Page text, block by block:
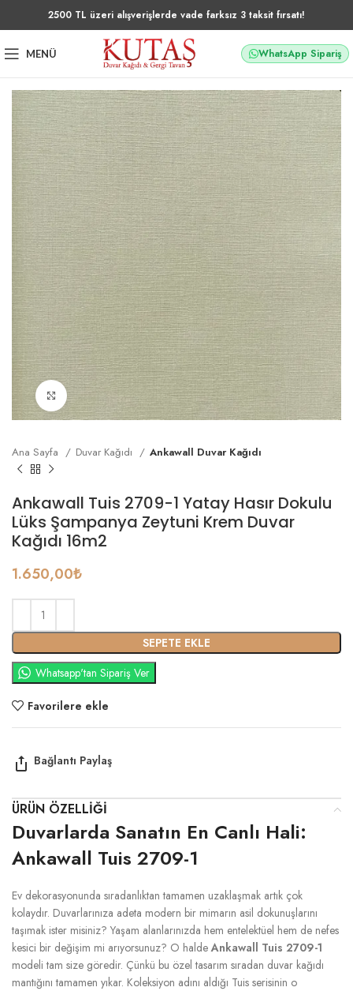
2500 TL üzeri alışverişlerde vade farksız 3 taksit fırsatı!
MENÜ WhatsApp Sipariş
Büyütmek için tıklayın
Ana Sayfa Duvar Kağıdı Ankawall Duvar Kağıdı
Ankawall Tuis 2709-1 Yatay Hasır Dokulu
Lüks Şampanya Zeytuni Krem Duvar
Kağıdı 16m2
1.650,00₺
SEPETE EKLE
Whatsapp'tan Sipariş Ver
Favorilere ekle
ÜRÜN ÖZELLIĞI
Duvarlarda Sanatın En Canlı Hali:
Ankawall Tuis 2709-1
Ev dekorasyonunda sıradanlıktan tamamen uzaklaşmak artık çok
kolaydır. Duvarlarınıza adeta modern bir mimarın asil dokunuşlarını
taşımak ister misiniz? Yaşam alanlarınızda hem entelektüel hem de nefes
kesici bir değişim mi arıyorsunuz? O haldeAnkawall Tuis 2709-1
modeli tam size göredir. Çünkü bu özel tasarım sıradan duvar kağıdı
mantığını tamamen yıkar. Koleksiyon adını aldığı Tuis serisinin o